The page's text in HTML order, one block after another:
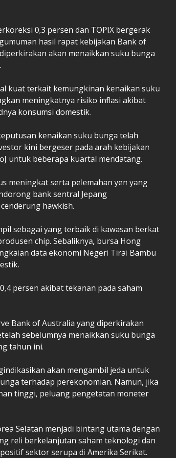
0,3 persen dan TOPIX bergerak
hasil rapat kebijakan Bank of
akan menaikkan suku bunga
kuat terkait kemungkinan kenaikan suku
meningkatnya risiko inflasi akibat
konsumsi domestik.
kenaikan suku bunga telah
kini bergeser pada arah kebijakan
untuk beberapa kuartal mendatang.
meningkat serta pelemahan yen yang
bank sentral Jepang
hawkish.
sebagai yang terbaik di kawasan berkat
chip. Sebaliknya, bursa Hong
data ekonomi Negeri Tirai Bambu
persen akibat tekanan pada saham
Bank of Australia yang diperkirakan
sebelumnya menaikkan suku bunga
tahun ini.
akan mengambil jeda untuk
terhadap perekonomian. Namun, jika
tinggi, peluang pengetatan moneter
Selatan menjadi bintang utama dengan
reli berkelanjutan saham teknologi dan
sektor serupa di Amerika Serikat.